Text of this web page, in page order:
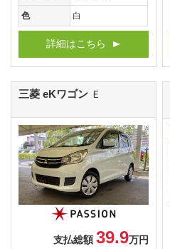
色 白
詳細はこちら
三菱 eKワゴン Ｅ
支払総額 39.9万円